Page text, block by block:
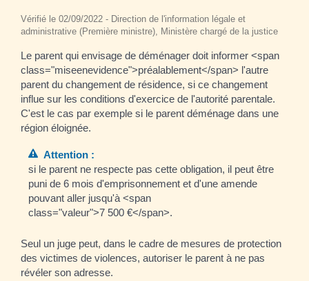
Vérifié le 02/09/2022 - Direction de l'information légale et
administrative (Première ministre), Ministère chargé de la justice
Le parent qui envisage de déménager doit informer <span
class="miseenevidence">préalablement</span> l'autre
parent du changement de résidence, si ce changement
influe sur les conditions d'exercice de l'autorité parentale.
C'est le cas par exemple si le parent déménage dans une
région éloignée.
Attention :
si le parent ne respecte pas cette obligation, il peut être
puni de 6 mois d'emprisonnement et d'une amende
pouvant aller jusqu'à <span
class="valeur">7 500 €</span>.
Seul un juge peut, dans le cadre de mesures de protection
des victimes de violences, autoriser le parent à ne pas
révéler son adresse.